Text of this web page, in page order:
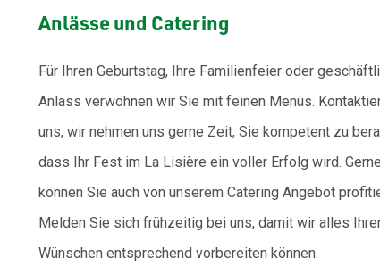
Anlässe und Catering
Für Ihren Geburtstag, Ihre Familienfeier oder
Anlass verwöhnen wir Sie mit feinen Menüs.
uns, wir nehmen uns gerne Zeit, Sie kompetent zu
dass Ihr Fest im La Lisière ein voller Erfolg wird.
können Sie auch von unserem Catering Angebot
Melden Sie sich frühzeitig bei uns, damit wir alles
Wünschen entsprechend vorbereiten können.